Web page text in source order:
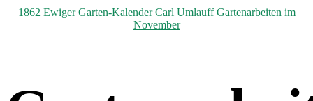
Kategorien
1862 Ewiger Garten-Kalender Carl Umlauff Gartenarbeiten im
November